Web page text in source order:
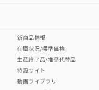
Cr(VI)
新商品情報
在庫状況/標準価格
生産終了品/推奨代替品
特設サイト
動画ライブラリ